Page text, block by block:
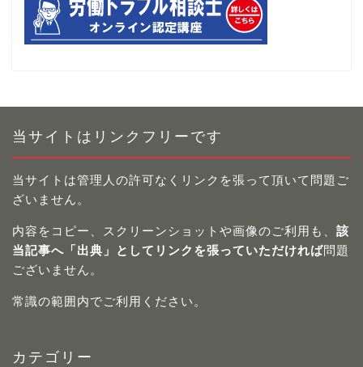
当サイトはリンクフリーです
当サイトは管理人の許可なくリンクを張って頂いて問題ご
ざいません。
内容をコピー、スクリーンショットや画像のご利用も、 該
当記事へ「出典」としてリンクを張っていただければ問題
ございません。
常識の範囲内でご利用ください。
カテゴリー